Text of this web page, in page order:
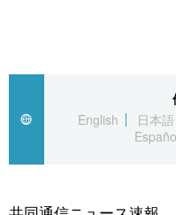
社会
旅と暮らし
社会
文化
科学・技術
暮らし
English
日本語